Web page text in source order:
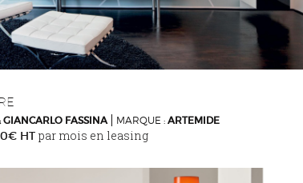
GIANCARLO FASSINA MARQUE : ARTEMIDE
HT par mois en leasing